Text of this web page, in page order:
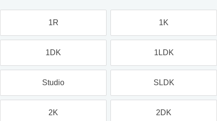
1R 1K
1DK 1LDK
Studio SLDK
2K 2DK